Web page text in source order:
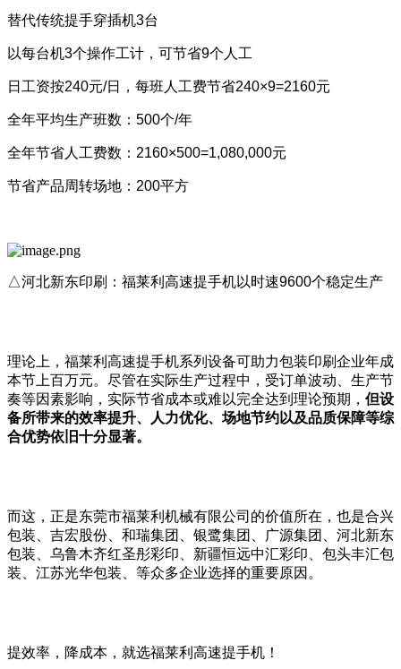
替代传统提手穿插机3台
以每台机3个操作工计，可节省9个人工
日工资按240元/日，每班人工费节省240×9=2160元
全年平均生产班数：500个/年
全年节省人工费数：2160×500=1,080,000元
节省产品周转场地：200平方
△河北新东印刷：福莱利高速提手机以时速9600个稳定生产
理论上，福莱利高速提手机系列设备可助力包装印刷企业年成
本节上百万元。尽管在实际生产过程中，受订单波动、生产节
奏等因素影响，实际节省成本或难以完全达到理论预期， 但设
备所带来的效率提升、人力优化、场地节约以及品质保障等综
合优势依旧十分显著。
而这，正是东莞市福莱利机械有限公司的价值所在，也是合兴
包装、吉宏股份、和瑞集团、银鹭集团、广源集团、河北新东
包装、乌鲁木齐红圣彤彩印、新疆恒远中汇彩印、包头丰汇包
装、江苏光华包装、等众多企业选择的重要原因。
提效率，降成本，就选福莱利高速提手机！